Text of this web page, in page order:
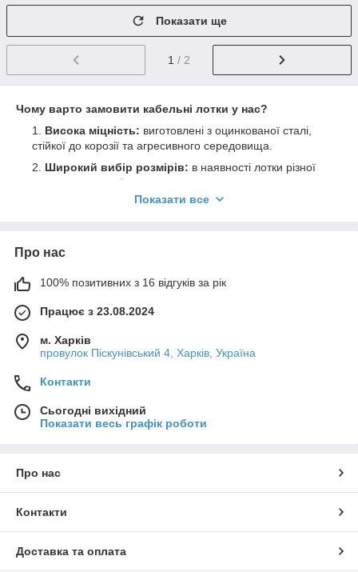
Показати ще
1 / 2
Чому варто замовити кабельні лотки у нас?
Висока міцність: виготовлені з оцинкованої сталі,
стійкої до корозії та агресивного середовища.
Широкий вибір розмірів: в наявності лотки різної
ширини, висоти борту та товщини металу.
Повний комплекс аксесуарів:
підберемо кришки,
Вигідна ціна:
Замовляйте кабельні лотки на нашому сайті з доставкою по
всій Україні. Якщо вам потрібна допомога у розрахунку
елементів системи, наші менеджери безкоштовно
проконсультують та підберуть оптимальний варіант під ваш
проєкт!
Показати все
Про нас
100% позитивних з 16 відгуків за рік
Працює з 23.08.2024
м. Харків
провулок Піскунівський 4, Харків, Україна
Контакти
Сьогодні вихідний
Показати весь графік роботи
Про нас
Контакти
Доставка та оплата